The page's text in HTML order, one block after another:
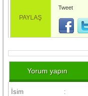
PAYLAŞ
Tweet
Yorum yapın
İsim :